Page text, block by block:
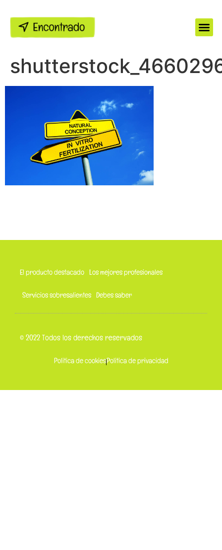
El producto destacado Los mejores profesionales
Servicios sobresalientes Debes saber
© 2022 Todos los derechos reservados
Politica de cookies Politica de privacidad